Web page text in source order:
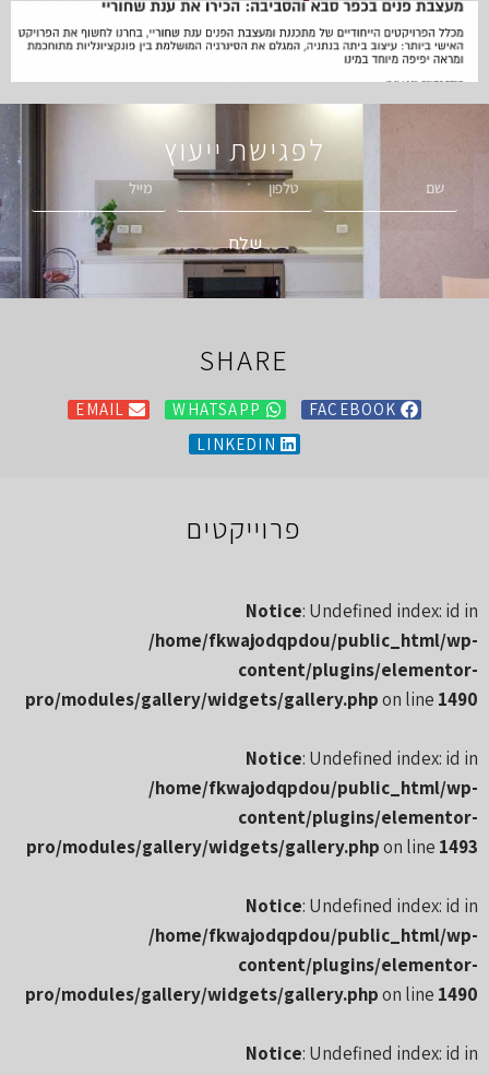
לפגישת ייעוץ
שלח
SHARE
FACEBOOK
WHATSAPP
EMAIL
LINKEDIN
פרוייקטים
Notice: Undefined index: id in
/home/fkwajodqpdou/public_html/wp-
content/plugins/elementor-
pro/modules/gallery/widgets/gallery.phpon line 1490
Notice: Undefined index: id in
/home/fkwajodqpdou/public_html/wp-
content/plugins/elementor-
pro/modules/gallery/widgets/gallery.phpon line 1493
Notice: Undefined index: id in
/home/fkwajodqpdou/public_html/wp-
content/plugins/elementor-
pro/modules/gallery/widgets/gallery.phpon line 1490
Notice: Undefined index: id in